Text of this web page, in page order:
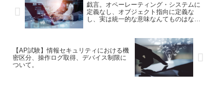
戯言。オペーレーティング・システムに
定義なし、オブジェクト指向に定義な
し、実は統一的な意味なんてものはない
【AP試験】情報セキュリティにおける機
密区分、操作ログ取得、デバイス制限に
ついて。